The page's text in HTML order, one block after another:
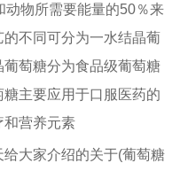
动物所需要能量的50％来
不同可分为一水结晶葡
萄糖分为食品级葡萄糖
主要应用于口服医药的
和营养元素
给大家介绍的关于(葡萄糖